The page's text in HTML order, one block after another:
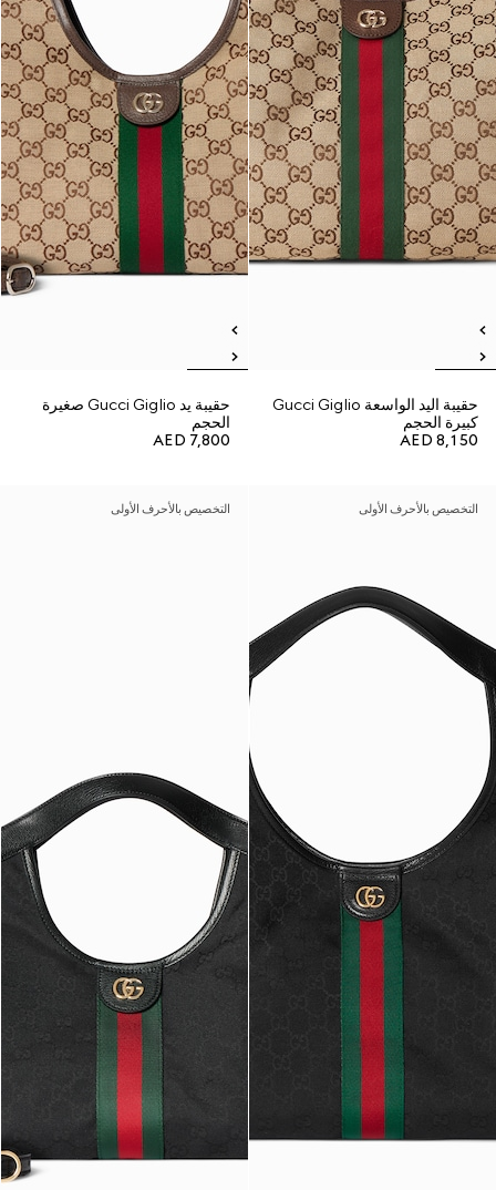
حقيبة اليد الواسعة Gucci Giglio
كبيرة الحجم
AED 8,150
حقيبة يد Gucci Giglio صغيرة
الحجم
AED 7,800
التخصيص بالأحرف الأولى التخصيص بالأحرف الأولى